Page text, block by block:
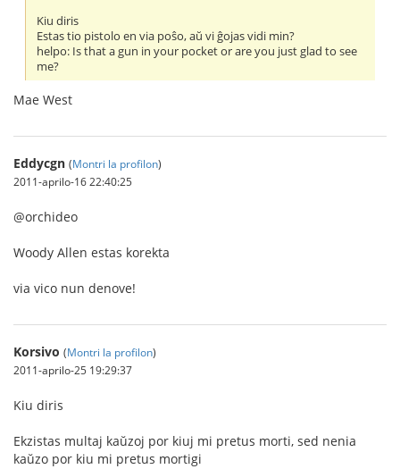
Kiu diris
Estas tio pistolo en via poŝo, aŭ vi ĝojas vidi min?
helpo: Is that a gun in your pocket or are you just glad to see
me?
Mae West
Eddycgn (Montri la profilon)
2011-aprilo-16 22:40:25
@orchideo
Woody Allen estas korekta
via vico nun denove!
Korsivo (Montri la profilon)
2011-aprilo-25 19:29:37
Kiu diris
Ekzistas multaj kaŭzoj por kiuj mi pretus morti, sed nenia
kaŭzo por kiu mi pretus mortigi